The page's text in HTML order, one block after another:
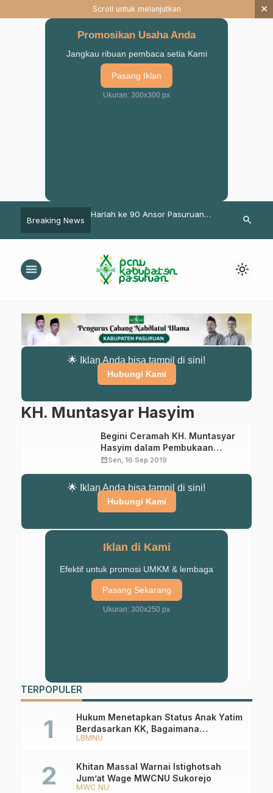
Scroll untuk melanjutkan ×
Promosikan Usaha Anda
Jangkau ribuan pembaca setia Kami
Pasang Iklan
Ukuran: 300x300 px
Breaking News
Komitmen dan
Harlah ke 90 Ansor Pasuruan
Berikut Agendanya
Bagana
di Sungai
search
menu light_mode
🌟 Iklan Anda bisa tampil di sini!
Hubungi Kami
KH. Muntasyar Hasyim
Begini Ceramah KH. Muntasyar
Hasyim dalam Pembukaan
Pengajian Sabtu Malam Ahad di
calendar_monthSen, 16 Sep 2019
🌟 Iklan Anda bisa tampil di sini!
Hubungi Kami
Iklan di Kami
Efektif untuk promosi UMKM & lembaga
Pasang Sekarang
Ukuran: 300x250 px
TERPOPULER
LBMNU
Hukum Menetapkan Status Anak Yatim
Berdasarkan KK, Bagaimana
Ketentuannya?
MWC NU
Khitan Massal Warnai Istighotsah
Jum’at Wage MWCNU Sukorejo